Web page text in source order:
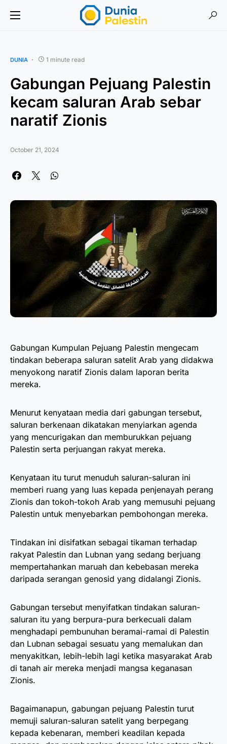
DUNIA 1 minute read
Gabungan Pejuang Palestin
kecam saluran Arab sebar
naratif Zionis
October 21, 2024
Gabungan Kumpulan Pejuang Palestin mengecam
tindakan beberapa saluran satelit Arab yang didakwa
menyokong naratif Zionis dalam laporan berita
mereka.
Menurut kenyataan media dari gabungan tersebut,
saluran berkenaan dikatakan menyiarkan agenda
yang mencurigakan dan memburukkan pejuang
Palestin serta perjuangan rakyat mereka.
Kenyataan itu turut menuduh saluran-saluran ini
memberi ruang yang luas kepada penjenayah perang
Zionis dan tokoh-tokoh Arab yang memusuhi pejuang
Palestin untuk menyebarkan pembohongan mereka.
Tindakan ini disifatkan sebagai tikaman terhadap
rakyat Palestin dan Lubnan yang sedang berjuang
mempertahankan maruah dan kebebasan mereka
daripada serangan genosid yang didalangi Zionis.
Gabungan tersebut menyifatkan tindakan saluran-
saluran itu yang berpura-pura berkecuali dalam
menghadapi pembunuhan beramai-ramai di Palestin
dan Lubnan sebagai sesuatu yang memalukan dan
menyakitkan, lebih-lebih lagi ketika masyarakat Arab
di tanah air mereka menjadi mangsa keganasan
Zionis.
Bagaimanapun, gabungan pejuang Palestin turut
memuji saluran-saluran satelit yang berpegang
kepada kebenaran, memberi keadilan kepada